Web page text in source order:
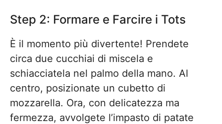
Step 2: Formare e Farcire i Tots
È il momento più divertente! Prendete
circa due cucchiai di miscela e
schiacciatela nel palmo della mano. Al
centro, posizionate un cubetto di
mozzarella. Ora, con delicatezza ma
fermezza, avvolgete l’impasto di patate